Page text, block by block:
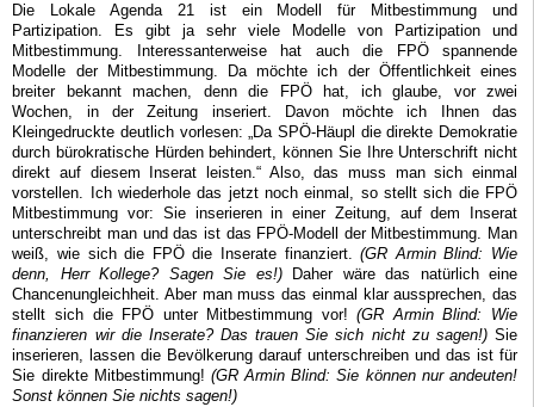
Die Lokale Agenda 21 ist ein Modell für Mitbestimmung und
Partizipation. Es gibt ja sehr viele Modelle von Partizipation und
Mitbestimmung. Interessanterweise hat auch die FPÖ spannende
Modelle der Mitbestimmung. Da möchte ich der Öffentlichkeit eines
breiter bekannt machen, denn die FPÖ hat, ich glaube, vor zwei
Wochen, in der Zeitung inseriert. Davon möchte ich Ihnen das
Kleingedruckte deutlich vorlesen: „Da SPÖ-Häupl die direkte Demokratie
durch bürokratische Hürden behindert, können Sie Ihre Unterschrift nicht
direkt auf diesem Inserat leisten.“ Also, das muss man sich einmal
vorstellen. Ich wiederhole das jetzt noch einmal, so stellt sich die FPÖ
Mitbestimmung vor: Sie inserieren in einer Zeitung, auf dem Inserat
unterschreibt man und das ist das FPÖ-Modell der Mitbestimmung. Man
weiß, wie sich die FPÖ die Inserate finanziert.(GR Armin Blind: Wie
denn, Herr Kollege? Sagen Sie es!)
Daher wäre das natürlich eine
Chancenungleichheit. Aber man muss das einmal klar aussprechen, das
stellt sich die FPÖ unter Mitbestimmung vor!(GR Armin Blind: Wie
finanzieren wir die Inserate? Das trauen Sie sich nicht zu sagen!) Sie
inserieren, lassen die Bevölkerung darauf unterschreiben und das ist für
Sie direkte Mitbestimmung! (GR Armin Blind: Sie können nur andeuten!
Sonst können Sie nichts sagen!)